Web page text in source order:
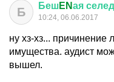
Б БешENая
10:24, 06.06.2017
ну хз-хз... причинение
имущества. аудист
вышел.